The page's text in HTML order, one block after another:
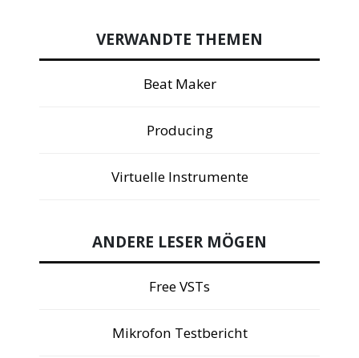
VERWANDTE THEMEN
Beat Maker
Producing
Virtuelle Instrumente
ANDERE LESER MÖGEN
Free VSTs
Mikrofon Testbericht